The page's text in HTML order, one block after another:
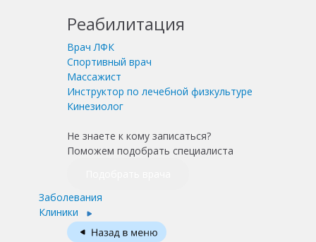
Реабилитация
Врач ЛФК
Спортивный врач
Массажист
Инструктор по лечебной физкультуре
Кинезиолог
Не знаете к кому записаться?
Поможем подобрать специалиста
Заболевания
Клиники